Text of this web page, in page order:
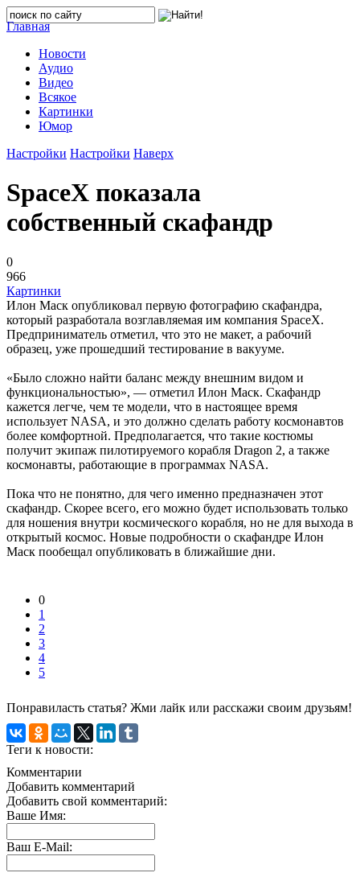
Главная
Новости
Аудио
Видео
Всякое
Картинки
Юмор
Настройки Настройки Наверх
SpaceX показала
собственный скафандр
0
966
Картинки
Илон Маск опубликовал первую фотографию скафандра,
который разработала возглавляемая им компания SpaceX.
Предприниматель отметил, что это не макет, а рабочий
образец, уже прошедший тестирование в вакууме.
«Было сложно найти баланс между внешним видом и
функциональностью», — отметил Илон Маск. Скафандр
кажется легче, чем те модели, что в настоящее время
использует NASA, и это должно сделать работу космонавтов
более комфортной. Предполагается, что такие костюмы
получит экипаж пилотируемого корабля Dragon 2, а также
космонавты, работающие в программах NASA.
Пока что не понятно, для чего именно предназначен этот
скафандр. Скорее всего, его можно будет использовать только
для ношения внутри космического корабля, но не для выхода в
открытый космос. Новые подробности о скафандре Илон
Маск пообещал опубликовать в ближайшие дни.
0
1
2
3
4
5
Понравиласть статья? Жми лайк или расскажи своим друзьям!
Теги к новости:
Комментарии
Добавить комментарий
Добавить свой комментарий:
Ваше Имя:
Ваш E-Mail: